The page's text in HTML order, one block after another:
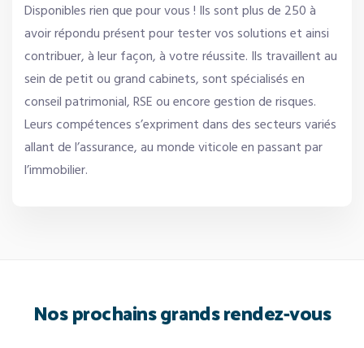
Disponibles rien que pour vous ! Ils sont plus de 250 à
avoir répondu présent pour tester vos solutions et ainsi
contribuer, à leur façon, à votre réussite. Ils travaillent au
sein de petit ou grand cabinets, sont spécialisés en
conseil patrimonial, RSE ou encore gestion de risques.
Leurs compétences s’expriment dans des secteurs variés
allant de l’assurance, au monde viticole en passant par
l’immobilier.
Nos prochains grands rendez-vous